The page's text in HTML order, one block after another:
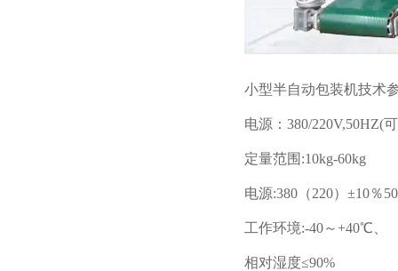
小型半自动包装机技术
电源：380/220V,50HZ(
定量范围:10kg-60kg
电源:380（220）±10％
工作环境:-40～+40℃、
相对湿度≤90%